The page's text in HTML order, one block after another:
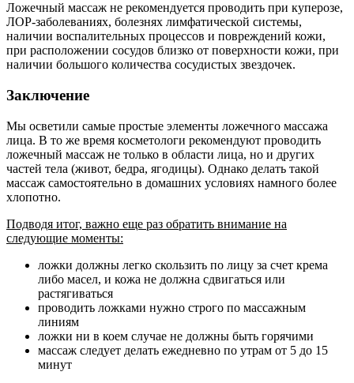
Ложечный массаж не рекомендуется проводить при куперозе,
ЛОР-заболеваниях, болезнях лимфатической системы,
наличии воспалительных процессов и повреждений кожи,
при расположении сосудов близко от поверхности кожи, при
наличии большого количества сосудистых звездочек.
Заключение
Мы осветили самые простые элементы ложечного массажа
лица. В то же время косметологи рекомендуют проводить
ложечный массаж не только в области лица, но и других
частей тела (живот, бедра, ягодицы). Однако делать такой
массаж самостоятельно в домашних условиях намного более
хлопотно.
Подводя итог, важно еще раз обратить внимание на
следующие моменты:
ложки должны легко скользить по лицу за счет крема
либо масел, и кожа не должна сдвигаться или
растягиваться
проводить ложками нужно строго по массажным
линиям
ложки ни в коем случае не должны быть горячими
массаж следует делать ежедневно по утрам от 5 до 15
минут